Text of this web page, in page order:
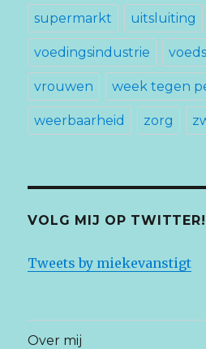
supermarkt uitsluiting
voedingsindustrie
vrouwen week tegen
weerbaarheid zorg
VOLG MIJ OP TWITTER!
Tweets by miekevanstigt
Over mij